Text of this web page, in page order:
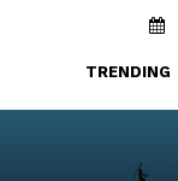
TRENDING